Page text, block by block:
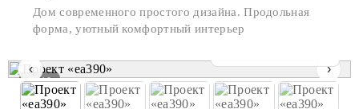
1 / 10
‹ ›
Дом современного простого дизайна. Продольная
форма, уютный комфортный интерьер